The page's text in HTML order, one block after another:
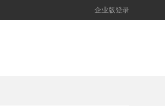
企业版登录